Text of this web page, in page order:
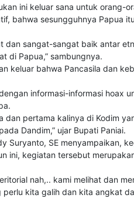
ini keluar sana untuk orang-
bahwa sesungguhnya Papua
dan sangat-sangat baik antar
di Papua,” sambungnya.
keluar bahwa Pancasila dan
informasi-informasi hoax
dan pertama kalinya di Kodim
Dandim,” ujar Bupati Paniai.
Suryanto, SE menyampaikan,
ini, kegiatan tersebut
nah,.. kami melihat dan
kita galih dan kita angkat